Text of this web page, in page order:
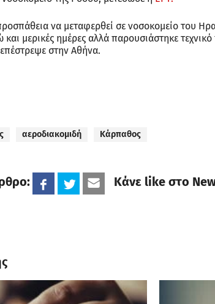
να μεταφερθεί σε νοσοκομείο του
μερικές ημέρες αλλά παρουσιάστηκε
στην Αθήνα.
αεροδιακομιδή Κάρπαθος
Κάνε like στο